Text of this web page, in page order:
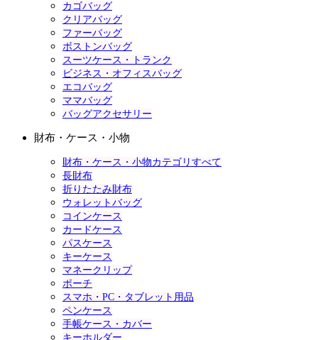
カゴバッグ
クリアバッグ
ファーバッグ
ボストンバッグ
スーツケース・トランク
ビジネス・オフィスバッグ
エコバッグ
ママバッグ
バッグアクセサリー
財布・ケース・小物
財布・ケース・小物カテゴリすべて
長財布
折りたたみ財布
ウォレットバッグ
コインケース
カードケース
パスケース
キーケース
マネークリップ
ポーチ
スマホ・PC・タブレット用品
ペンケース
手帳ケース・カバー
キーホルダー